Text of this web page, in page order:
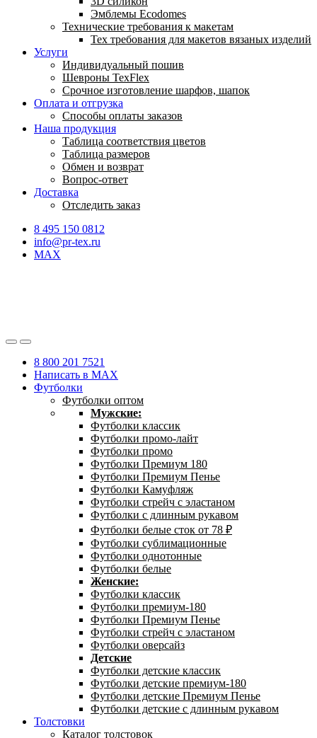
Эмблемы Ecodomes
Технические требования к макетам
Тех требования для макетов вязаных изделий
Услуги
Индивидуальный пошив
Шевроны TexFlex
Срочное изготовление шарфов, шапок
Оплата и отгрузка
Способы оплаты заказов
Наша продукция
Таблица соответствия цветов
Таблица размеров
Обмен и возврат
Вопрос-ответ
Доставка
Отследить заказ
8 495 150 0812
info@pr-tex.ru
MAX
8 800 201 7521
Написать в MAX
Футболки
Футболки оптом
Мужские:
Футболки классик
Футболки промо-лайт
Футболки промо
Футболки Премиум 180
Футболки Премиум Пенье
Футболки Камуфляж
Футболки стрейч с эластаном
Футболки с длинным рукавом
Футболки белые сток от 78 ₽
Футболки сублимационные
Футболки однотонные
Футболки белые
Женские:
Футболки классик
Футболки премиум-180
Футболки Премиум Пенье
Футболки стрейч с эластаном
Футболки оверсайз
Детские
Футболки детские классик
Футболки детские премиум-180
Футболки детские Премиум Пенье
Футболки детские с длинным рукавом
Толстовки
Каталог толстовок